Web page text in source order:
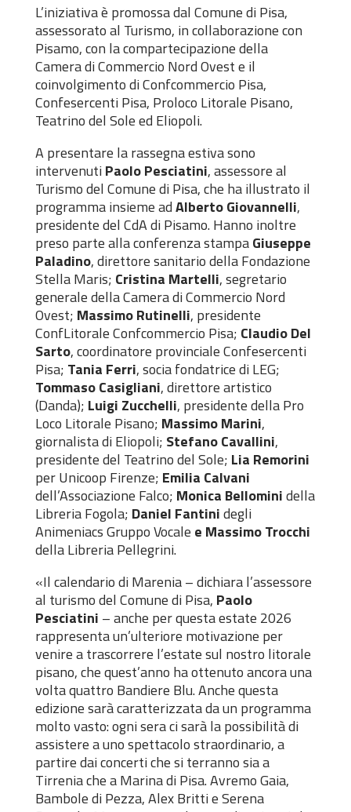
L’iniziativa è promossa dal Comune di Pisa,
assessorato al Turismo, in collaborazione con
Pisamo, con la compartecipazione della
Camera di Commercio Nord Ovest e il
coinvolgimento di Confcommercio Pisa,
Confesercenti Pisa, Proloco Litorale Pisano,
Teatrino del Sole ed Eliopoli.
A presentare la rassegna estiva sono
intervenutiPaolo Pesciatini, assessore al
Turismo del Comune di Pisa, che ha illustrato il
programma insieme adAlberto Giovannelli,
presidente del CdA di Pisamo. Hanno inoltre
preso parte alla conferenza stampaGiuseppe
Paladino, direttore sanitario della Fondazione
Stella Maris; Cristina Martelli, segretario
generale della Camera di Commercio Nord
Ovest; Massimo Rutinelli, presidente
ConfLitorale Confcommercio Pisa; Claudio Del
Sarto, coordinatore provinciale Confesercenti
Pisa; Tania Ferri, socia fondatrice di LEG;
Tommaso Casigliani, direttore artistico
(Danda); Luigi Zucchelli, presidente della Pro
Loco Litorale Pisano; Massimo Marini,
giornalista di Eliopoli; Stefano Cavallini,
presidente del Teatrino del Sole; Lia Remorini
per Unicoop Firenze; Emilia Calvani
dell’Associazione Falco; Monica Bellominidella
Libreria Fogola; Daniel Fantinidegli
Animeniacs Gruppo Vocale e Massimo Trocchi
della Libreria Pellegrini.
«Il calendario di Marenia – dichiara l’assessore
al turismo del Comune di Pisa, Paolo
Pesciatini – anche per questa estate 2026
rappresenta un’ulteriore motivazione per
venire a trascorrere l’estate sul nostro litorale
pisano, che quest’anno ha ottenuto ancora una
volta quattro Bandiere Blu. Anche questa
edizione sarà caratterizzata da un programma
molto vasto: ogni sera ci sarà la possibilità di
assistere a uno spettacolo straordinario, a
partire dai concerti che si terranno sia a
Tirrenia che a Marina di Pisa. Avremo Gaia,
Bambole di Pezza, Alex Britti e Serena